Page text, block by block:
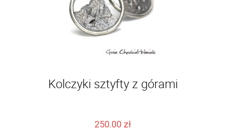
Kolczyki sztyfty z górami
250.00 zł